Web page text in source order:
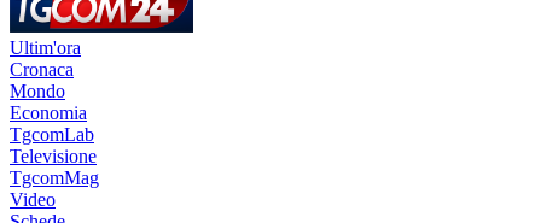
Ultim'ora
Cronaca
Mondo
Economia
TgcomLab
Televisione
TgcomMag
Video